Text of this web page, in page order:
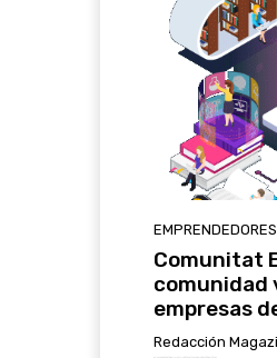
EMPRENDEDORES
Comunitat
comunidad
empresas
Redacción